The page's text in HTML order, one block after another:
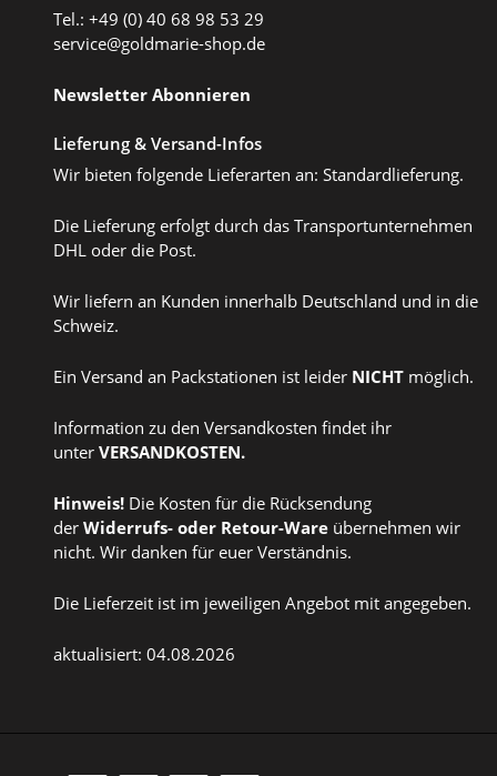
Tel.: +49 (0) 40 68 98 53 29
service@goldmarie-shop.de
Newsletter Abonnieren
Lieferung & Versand-Infos
Wir bieten folgende Lieferarten an: Standardlieferung.
Die Lieferung erfolgt durch das Transportunternehmen
DHL oder die Post.
Wir liefern an Kunden innerhalb Deutschland und in die
Schweiz.
Ein Versand an Packstationen ist leider NICHT möglich.
Information zu den Versandkosten findet ihr
unter VERSANDKOSTEN.
Hinweis! Die Kosten für die Rücksendung
der Widerrufs- oder Retour-Ware übernehmen wir
nicht. Wir danken für euer Verständnis.
Die Lieferzeit ist im jeweiligen Angebot mit angegeben.
aktualisiert: 04.08.2026